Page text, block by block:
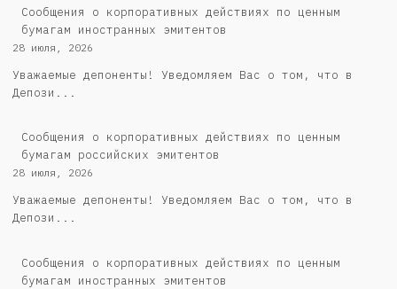
Сообщения о корпоративных действиях по ценным
бумагам иностранных эмитентов
28 июля, 2026
Уважаемые депоненты! Уведомляем Вас о том, что в
Депози...
Cообщения о корпоративных действиях по ценным
бумагам российских эмитентов
28 июля, 2026
Уважаемые депоненты! Уведомляем Вас о том, что в
Депози...
Сообщения о корпоративных действиях по ценным
бумагам иностранных эмитентов